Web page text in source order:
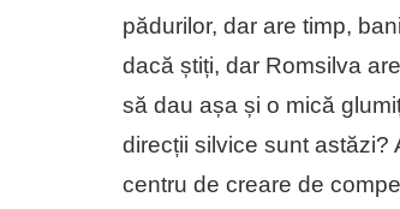
pădurilor, dar are timp,
dacă știți, dar Romsilva
să dau așa și o mică
direcții silvice sunt astăzi?
centru de creare de